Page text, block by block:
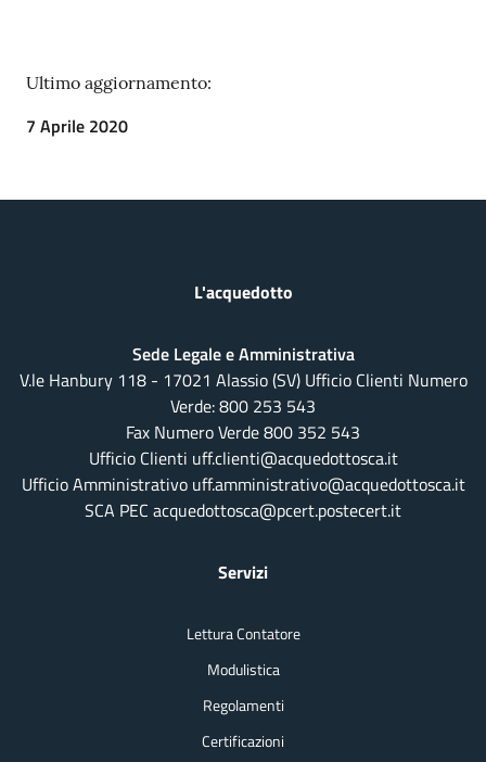
Ultimo aggiornamento:
7 Aprile 2020
L'acquedotto
Sede Legale e Amministrativa
V.le Hanbury 118 - 17021 Alassio (SV) Ufficio Clienti Numero
Verde:800 253 543
Fax Numero Verde 800 352 543
Ufficio Clienti uff.clienti@acquedottosca.it
Ufficio Amministrativo uff.amministrativo@acquedottosca.it
SCA PEC acquedottosca@pcert.postecert.it
Servizi
Lettura Contatore
Modulistica
Regolamenti
Certificazioni